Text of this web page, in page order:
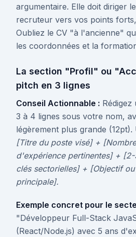
argumentaire. Elle doit diriger
recruteur vers vos points
Oubliez le CV "à l'ancienne"
les coordonnées et la
La section "Profil" ou
pitch en 3 lignes
Conseil Actionnable :
3 à 4 lignes sous votre nom,
légèrement plus grande
[Titre du poste visé] +
d'expérience pertinentes] +
clés sectorielles] + [Objectif
principale].
Exemple concret pour le
"Développeur Full-Stack
(React/Node.js) avec 5 ans